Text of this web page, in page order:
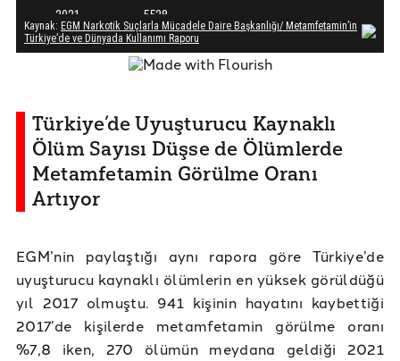
Türkiye’de Uyuşturucu Kaynaklı
Ölüm Sayısı Düşse de Ölümlerde
Metamfetamin Görülme Oranı
Artıyor
EGM’nin paylaştığı aynı rapora göre Türkiye’de
uyuşturucu kaynaklı ölümlerin en yüksek görüldüğü
yıl 2017 olmuştu. 941 kişinin hayatını kaybettiği
2017’de kişilerde metamfetamin görülme oranı
%7,8 iken, 270 ölümün meydana geldiği 2021